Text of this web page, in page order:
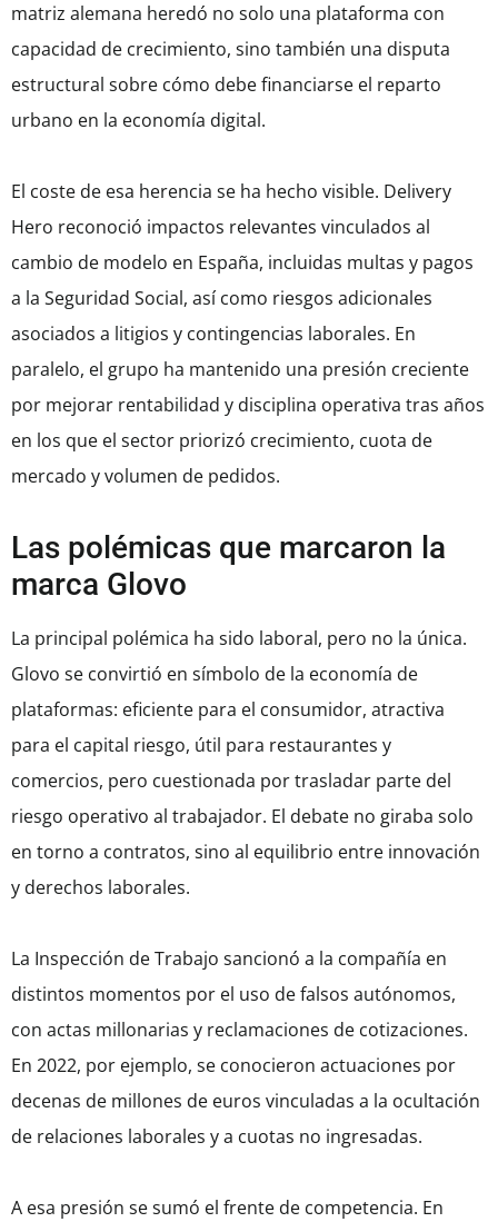
matriz alemana heredó no solo una plataforma con
capacidad de crecimiento, sino también una disputa
estructural sobre cómo debe financiarse el reparto
urbano en la economía digital.
El coste de esa herencia se ha hecho visible. Delivery
Hero reconoció impactos relevantes vinculados al
cambio de modelo en España, incluidas multas y pagos
a la Seguridad Social, así como riesgos adicionales
asociados a litigios y contingencias laborales. En
paralelo, el grupo ha mantenido una presión creciente
por mejorar rentabilidad y disciplina operativa tras años
en los que el sector priorizó crecimiento, cuota de
mercado y volumen de pedidos.
Las polémicas que marcaron la
marca Glovo
La principal polémica ha sido laboral, pero no la única.
Glovo se convirtió en símbolo de la economía de
plataformas: eficiente para el consumidor, atractiva
para el capital riesgo, útil para restaurantes y
comercios, pero cuestionada por trasladar parte del
riesgo operativo al trabajador. El debate no giraba solo
en torno a contratos, sino al equilibrio entre innovación
y derechos laborales.
La Inspección de Trabajo sancionó a la compañía en
distintos momentos por el uso de falsos autónomos,
con actas millonarias y reclamaciones de cotizaciones.
En 2022, por ejemplo, se conocieron actuaciones por
decenas de millones de euros vinculadas a la ocultación
de relaciones laborales y a cuotas no ingresadas.
A esa presión se sumó el frente de competencia. En